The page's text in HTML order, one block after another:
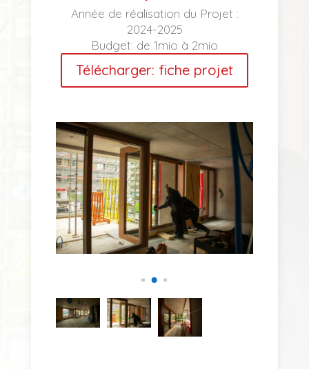
Année de réalisation du Projet :
2024-2025
Budget: de 1mio à 2mio
Télécharger: fiche projet